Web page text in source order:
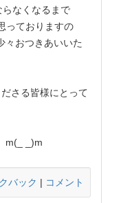
なくなるまで
っておりますの
々おつきあいいた
さる皆様にとって
m(_ _)m
バック | コメント